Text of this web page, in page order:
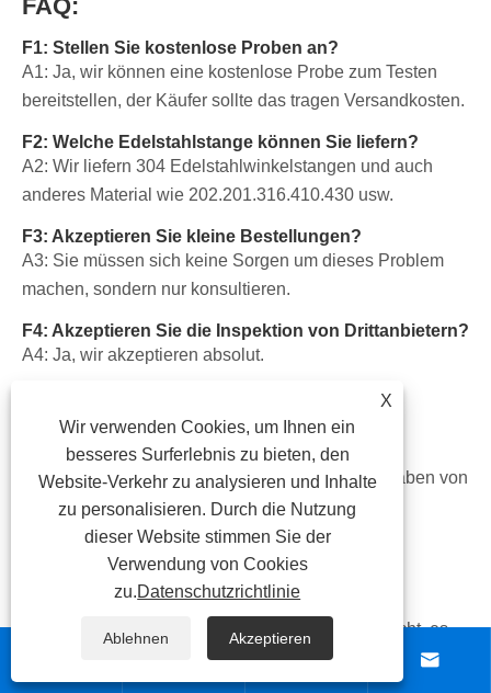
FAQ:
F1: Stellen Sie kostenlose Proben an?
A1: Ja, wir können eine kostenlose Probe zum Testen
bereitstellen, der Käufer sollte das tragen Versandkosten.
F2: Welche Edelstahlstange können Sie liefern?
A2: Wir liefern 304 Edelstahlwinkelstangen und auch
anderes Material wie 202.201.316.410.430 usw.
F3: Akzeptieren Sie kleine Bestellungen?
A3: Sie müssen sich keine Sorgen um dieses Problem
machen, sondern nur konsultieren.
F4: Akzeptieren Sie die Inspektion von Drittanbietern?
A4: Ja, wir akzeptieren absolut.
A5: Zahlung ≤ 5000USD: 100%T/T im Voraus
5000Us Lieferung
Zahlung ≥ 10000USD: 30% T/T im Voraus, Guthaben von
70% nach TT vor der Lieferung
Wir akzeptieren auch LC bei Sight
F6: Wie lange dauert Ihre Lieferzeit?
A6: Im Allgemeinen sind es 7 Tage, wenn wir die
genauen Waren in unserer Aktie haben. Wenn nicht, es
dauert ungefähr 15 bis 20 Tage, um Waren für die
Lieferung vorzubereiten.
 
X
Wir verwenden Cookies, um Ihnen ein
besseres Surferlebnis zu bieten, den
Website-Verkehr zu analysieren und Inhalte
zu personalisieren. Durch die Nutzung
dieser Website stimmen Sie der
Verwendung von Cookies
zu.Datenschutzrichtlinie
Ablehnen Akzeptieren